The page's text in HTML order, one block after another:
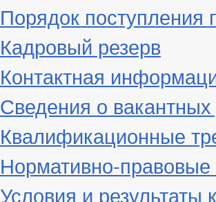
Порядок
Кадровый резерв
Контактная
Сведения о
Квалификационные
Нормативно-правовые
Условия и результаты